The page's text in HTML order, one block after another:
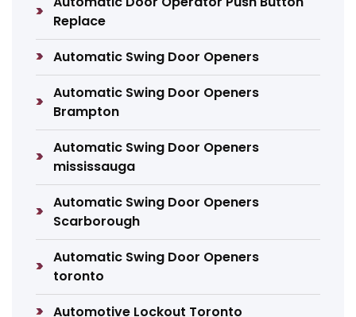
Replace
Automatic Swing Door Openers
Automatic Swing Door Openers
Brampton
Automatic Swing Door Openers
mississauga
Automatic Swing Door Openers
Scarborough
Automatic Swing Door Openers
toronto
Automotive Lockout Toronto